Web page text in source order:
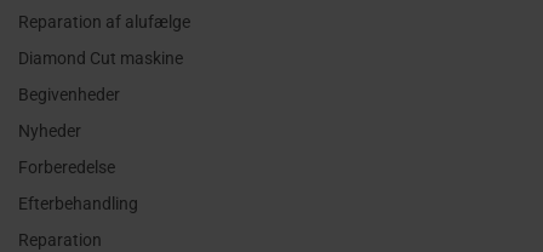
Reparation af alufælge
Diamond Cut maskine
Begivenheder
Nyheder
Forberedelse
Efterbehandling
Reparation